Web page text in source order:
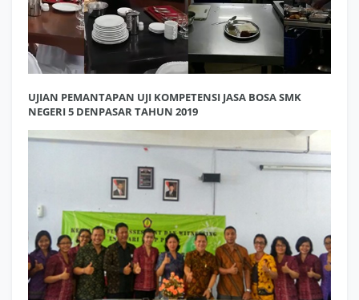
UJIAN PEMANTAPAN UJI KOMPETENSI JASA BOSA SMK
NEGERI 5 DENPASAR TAHUN 2019